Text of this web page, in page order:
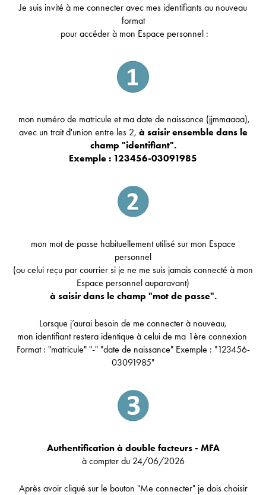
Je suis invité à me connecter avec mes identifiants au nouveau
format
pour accéder à mon Espace personnel :
mon numéro de matricule et ma date de naissance (jjmmaaaa),
avec un trait d'union entre les 2, à saisir ensemble dans le
champ "identifiant".
Exemple : 123456-03091985
mon mot de passe habituellement utilisé sur mon Espace
personnel
(ou celui reçu par courrier si je ne me suis jamais connecté à mon
Espace personnel auparavant)
à saisir dans le champ "mot de passe".
Lorsque j’aurai besoin de me connecter à nouveau,
mon identifiant restera identique à celui de ma 1ère connexion
Format : "matricule" "-" "date de naissance" Exemple : "123456-
03091985"
Authentification à double facteurs - MFA
à compter du 24/06/2026
Après avoir cliqué sur le bouton "Me connecter" je dois choisir